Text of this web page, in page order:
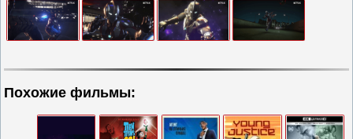
Похожие фильмы: